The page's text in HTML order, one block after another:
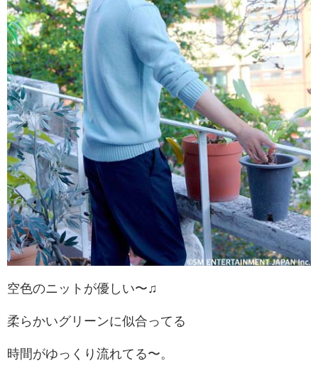
空色のニットが優しい〜♫
柔らかいグリーンに似合ってる
時間がゆっくり流れてる〜。